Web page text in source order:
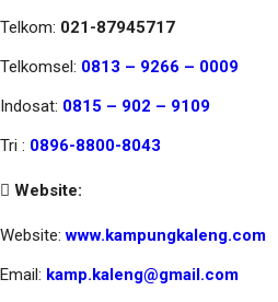
Telkom: 021-87945717
Telkomsel: 0813 – 9266 – 0009
Indosat: 0815 – 902 – 9109
Tri : 0896-8800-8043
Website:
Website:www.kampungkaleng.com
Email: kamp.kaleng@gmail.com